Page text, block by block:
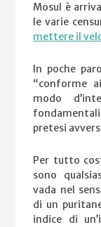
Mosul è
le varie
mettere il
In poche
“conforme
modo
pretesi
Per tutto
sono
vada nel
di un
indice di